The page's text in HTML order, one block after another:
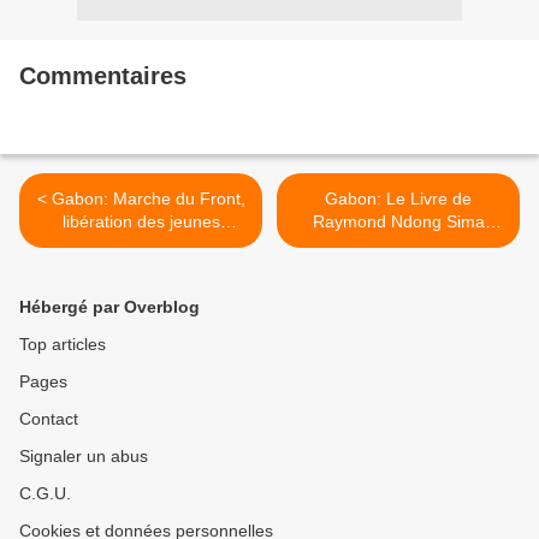
Commentaires
< Gabon: Marche du Front,
libération des jeunes
manifestants par le
Gabon: Le Livre de
Raymond Ndong Sima
révèle encore des choses >
Hébergé par Overblog
Top articles
Pages
Contact
Signaler un abus
C.G.U.
Cookies et données personnelles